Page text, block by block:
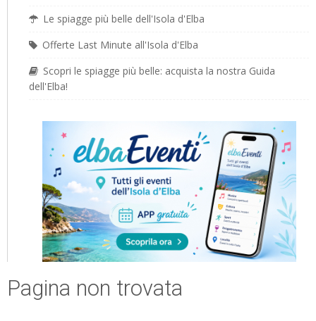
Le spiagge più belle dell'Isola d'Elba
Offerte Last Minute all'Isola d'Elba
Scopri le spiagge più belle: acquista la nostra Guida
dell'Elba!
Pagina non trovata